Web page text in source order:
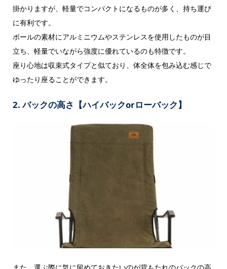
掛かりますが、軽量でコンパクトになるものが多く、持ち運び
に有利です。
ポールの素材にアルミニウムやステンレスを使用したものが目
立ち、軽量でいながら強度に優れているのも特徴です。
座り心地は収束式タイプと似ており、体全体を包み込む感じで
ゆったり座ることができます。
2. バックの高さ【ハイバックorローバック】